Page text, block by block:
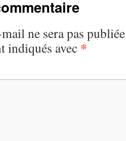
ne sera pas
indiqués avec *